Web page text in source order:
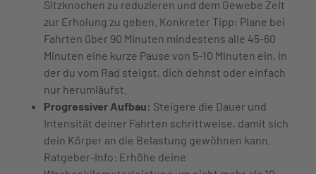
Sitzknochen zu reduzieren und dem Gewebe Zeit
zur Erholung zu geben. Konkreter Tipp: Plane bei
Fahrten über 90 Minuten mindestens alle 45-60
Minuten eine kurze Pause von 5-10 Minuten ein, in
der du vom Rad steigst, dich dehnst oder einfach
nur herumläufst.
Progressiver Aufbau: Steigere die Dauer und
Intensität deiner Fahrten schrittweise, damit sich
dein Körper an die Belastung gewöhnen kann.
Ratgeber-Info: Erhöhe deine